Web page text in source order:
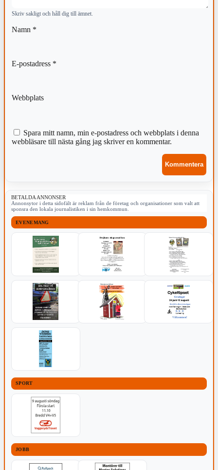
Skriv sakligt och håll dig till ämnet.
Namn *
E-postadress *
Webbplats
Spara mitt namn, min e-postadress och webbplats i denna
webbläsare till nästa gång jag skriver en kommentar.
BETALDA ANNONSER
Annonsytor i detta sidofält är reklam från de företag och organisationer som valt att
sponsra den lokala journalistiken i sin hemkommun.
EVENEMANG
SPORT
JOBB